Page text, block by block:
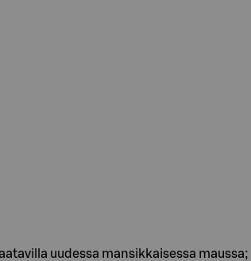
uudessa mansikkaisessa